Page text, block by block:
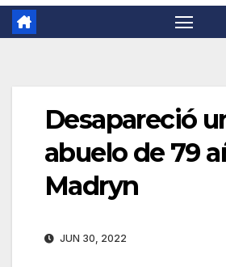
Desapareció
abuelo de 79
Madryn
JUN 30, 2022